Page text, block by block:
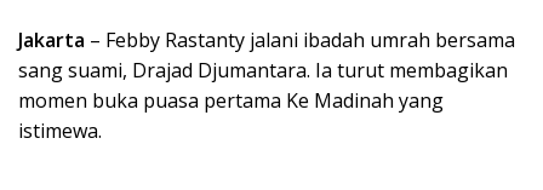
Jakarta – Febby Rastanty jalani ibadah umrah bersama
sang suami, Drajad Djumantara. Ia turut membagikan
momen buka puasa pertama Ke Madinah yang
istimewa.